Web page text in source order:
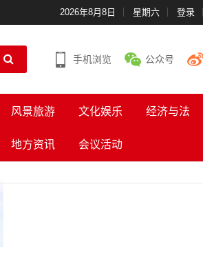
2026年8月8日 星期六 登录
手机浏览 公众号
风景旅游 文化娱乐 经济与法
地方资讯 会议活动